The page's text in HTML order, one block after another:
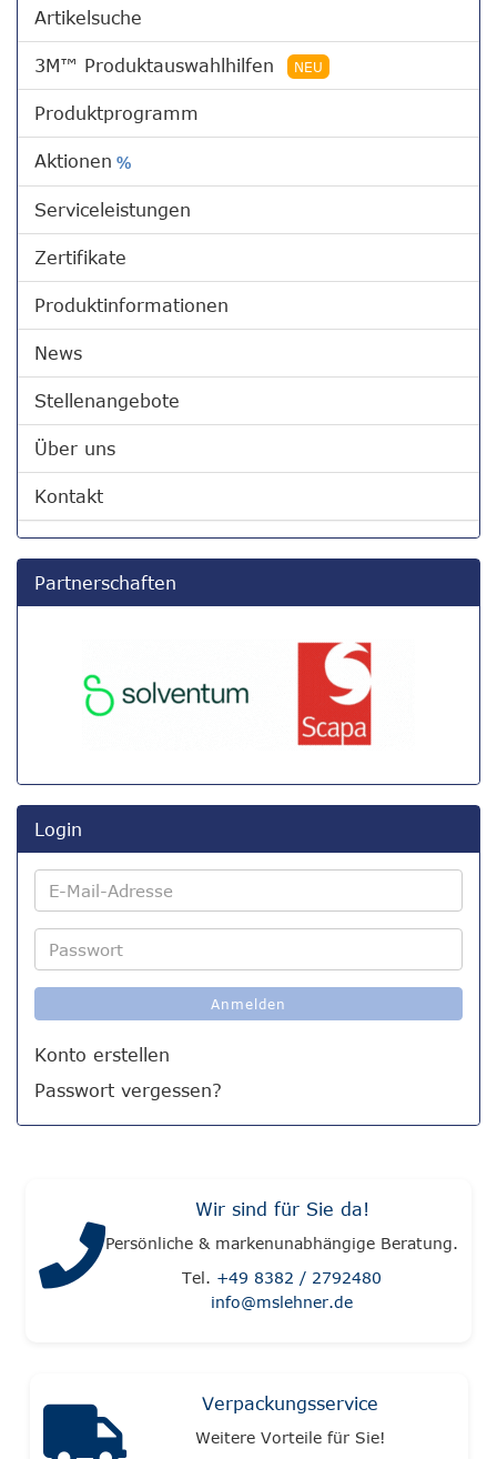
Artikelsuche
3M™ Produktauswahlhilfen NEU
Produktprogramm
Aktionen %
Serviceleistungen
Zertifikate
Produktinformationen
News
Stellenangebote
Über uns
Kontakt
Partnerschaften
Login
E-
Mail-
Passwort
Anmelden
Konto erstellen
Passwort vergessen?
Wir sind für Sie da!
Persönliche & markenunabhängige Beratung.
Tel. +49 8382 / 2792480
info@mslehner.de
Verpackungsservice
Weitere Vorteile für Sie!